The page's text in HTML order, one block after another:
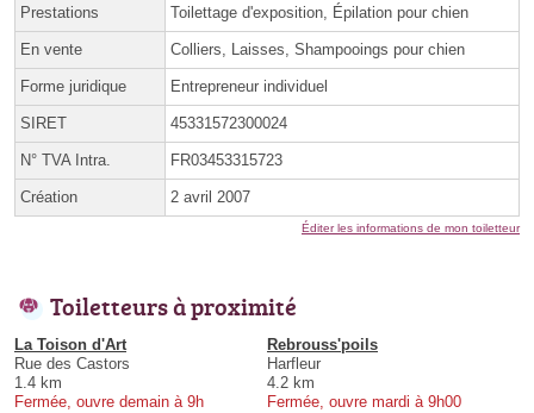
Prestations Toilettage d'exposition, Épilation pour chien
En vente Colliers, Laisses, Shampooings pour chien
Forme juridique Entrepreneur individuel
SIRET 45331572300024
N° TVA Intra. FR03453315723
Création 2 avril 2007
Éditer les informations de mon toiletteur
Toiletteurs à proximité
La Toison d'Art
Rue des Castors
1.4 km
Fermée, ouvre demain à 9h
Rebrouss'poils
Harfleur
4.2 km
Fermée, ouvre mardi à 9h00